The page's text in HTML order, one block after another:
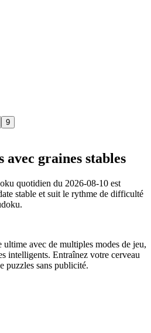
9
avec graines stables
quotidien du 2026-08-10 est
stable et suit le rythme de difficulté
avec de multiples modes de jeu,
intelligents. Entraînez votre cerveau
puzzles sans publicité.